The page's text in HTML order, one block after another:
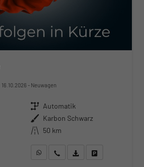
16.10.2026 Neuwagen
Getriebe Automatik
Außenfarbe Karbon Schwarz
Kilometerstand 50 km
WhatsApp anfragen
Wir rufen Sie anFahrzeugexposé (PDF)